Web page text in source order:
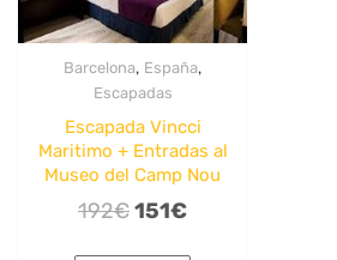
Barcelona, España,
Escapadas
Escapada Vincci
Maritimo + Entradas al
Museo del Camp Nou
192€El
151€El